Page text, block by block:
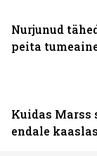
Nurjunud
peita
Kuidas Marss
endale